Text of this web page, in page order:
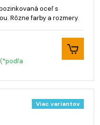
oceľ s
Rôzne farby a rozmery.
Viac variantov